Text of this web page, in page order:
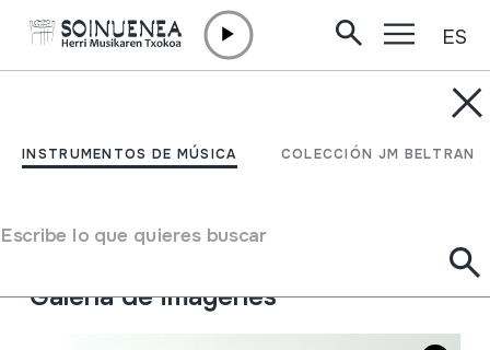
INSTRUMENTOS DE MÚSICA COLECCIÓN JM BELTRAN
Escribe lo que quieres buscar
ES
QARQAR; QARQABU
Tipo de Instrumento de música
-> Golpeados
Galería de imágenes